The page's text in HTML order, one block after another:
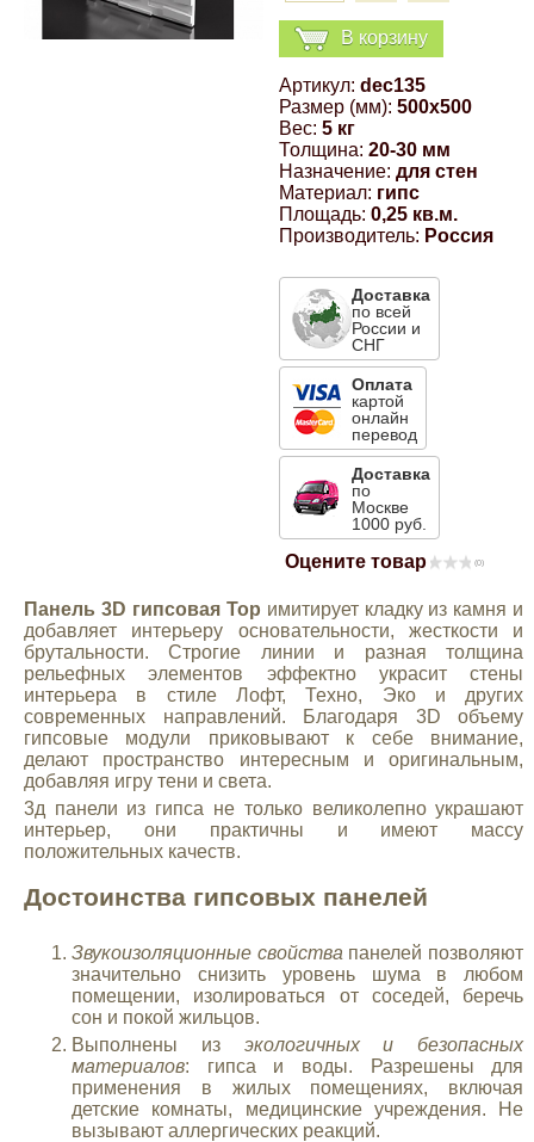
В корзину
Артикул: dec135
Размер (мм): 500x500
Вес: 5 кг
Толщина: 20-30 мм
Назначение: для стен
Материал: гипс
Площадь: 0,25 кв.м.
Производитель: Россия
Доставка
по всей
России и
СНГ
Оплата
картой
онлайн
перевод
Доставка
по
Москве
1000 руб.
Оцените товар (0)
Панель 3D гипсовая Top имитирует кладку из камня и
добавляет интерьеру основательности, жесткости и
брутальности. Строгие линии и разная толщина
рельефных элементов эффектно украсит стены
интерьера в стиле Лофт, Техно, Эко и других
современных направлений. Благодаря 3D объему
гипсовые модули приковывают к себе внимание,
делают пространство интересным и оригинальным,
добавляя игру тени и света.
3д панели из гипса не только великолепно украшают
интерьер, они практичны и имеют массу
положительных качеств.
Достоинства гипсовых панелей
Звукоизоляционные свойства панелей позволяют
значительно снизить уровень шума в любом
помещении, изолироваться от соседей, беречь
сон и покой жильцов.
Выполнены из экологичных и безопасных
материалов: гипса и воды. Разрешены для
применения в жилых помещениях, включая
детские комнаты, медицинские учреждения. Не
вызывают аллергических реакций.
Компрессионные фитинги Poliext
Honda
Opel
Renault
Suzuki
Toyota
Volkswagen
УАЗ
Дополнительные товары
Эмали универсальные акриловые
Магнитные панели на холодильник